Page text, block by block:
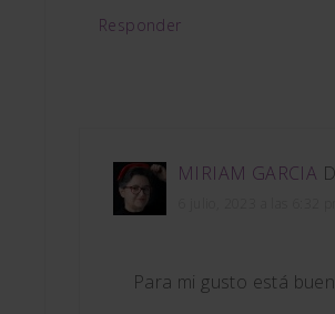
Responder
MIRIAM GARCIA
Para mi gusto está